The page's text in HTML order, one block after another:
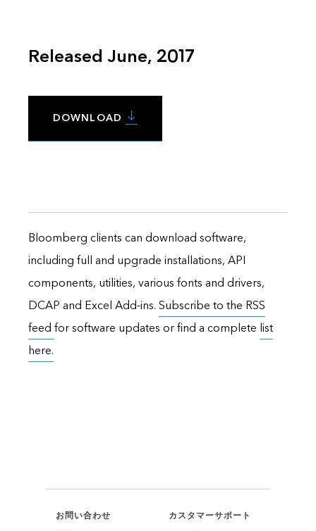
Released June, 2017
DOWNLOAD
Bloomberg clients can download software,
including full and upgrade installations, API
components, utilities, various fonts and drivers,
DCAP and Excel Add-ins. Subscribe to the RSS
feed for software updates or find a complete list
here.
お問い合わせ カスタマーサポート